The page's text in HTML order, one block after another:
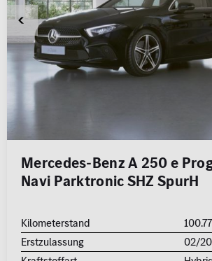
Mercedes-Benz A 250 e
Navi Parktronic SHZ SpurH
Kilometerstand
Erstzulassung
02/